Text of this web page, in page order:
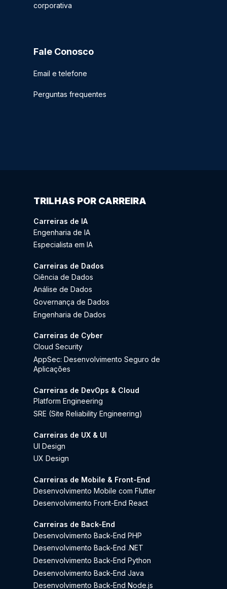
corporativa
Fale Conosco
Email e telefone
Perguntas frequentes
TRILHAS POR CARREIRA
Carreiras de IA
Engenharia de IA
Especialista em IA
Carreiras de Dados
Ciência de Dados
Análise de Dados
Governança de Dados
Engenharia de Dados
Carreiras de Cyber
Cloud Security
AppSec: Desenvolvimento Seguro de
Aplicações
Carreiras de DevOps & Cloud
Platform Engineering
SRE (Site Reliability Engineering)
Carreiras de UX & UI
UI Design
UX Design
Carreiras de Mobile & Front-End
Desenvolvimento Mobile com Flutter
Desenvolvimento Front-End React
Carreiras de Back-End
Desenvolvimento Back-End PHP
Desenvolvimento Back-End .NET
Desenvolvimento Back-End Python
Desenvolvimento Back-End Java
Desenvolvimento Back-End Node.js